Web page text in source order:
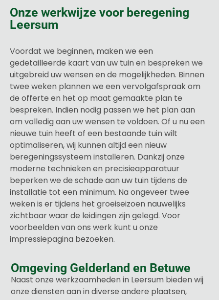
Onze werkwijze voor beregening
Leersum
Voordat we beginnen, maken we een
gedetailleerde kaart van uw tuin en bespreken we
uitgebreid uw wensen en de mogelijkheden. Binnen
twee weken plannen we een vervolgafspraak om
de offerte en het op maat gemaakte plan te
bespreken. Indien nodig passen we het plan aan
om volledig aan uw wensen te voldoen. Of u nu een
nieuwe tuin heeft of een bestaande tuin wilt
optimaliseren, wij kunnen altijd een nieuw
beregeningssysteem installeren. Dankzij onze
moderne technieken en precisieapparatuur
beperken we de schade aan uw tuin tijdens de
installatie tot een minimum. Na ongeveer twee
weken is er tijdens het groeiseizoen nauwelijks
zichtbaar waar de leidingen zijn gelegd. Voor
voorbeelden van ons werk kunt u onze
impressiepagina bezoeken.
Omgeving Gelderland en Betuwe
Naast onze werkzaamheden in Leersum bieden wij
onze diensten aan in diverse andere plaatsen,